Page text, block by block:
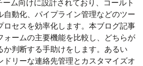
ム向けに設計されており、コールト
自動化、パイプライン管理などのツー
ロセスを効率化します。本ブログ記事
ォームの主要機能を比較し、どちらが
か判断する手助けをします。あるい
ドリーな連絡先管理とカスタマイズオ